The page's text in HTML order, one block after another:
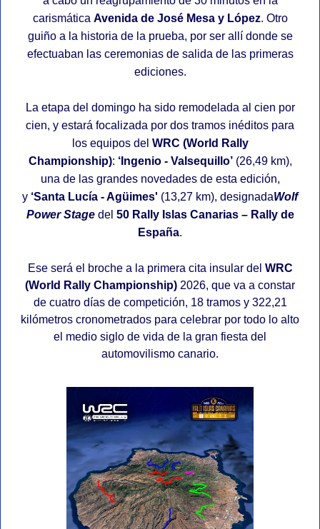
carismática Avenida de José Mesa y López. Otro
guiño a la historia de la prueba, por ser allí donde se
efectuaban las ceremonias de salida de las primeras
ediciones.
La etapa del domingo ha sido remodelada al cien por
cien, y estará focalizada por dos tramos inéditos para
los equipos del WRC (World Rally
Championship): ‘Ingenio - Valsequillo’ (26,49 km),
una de las grandes novedades de esta edición,
y ‘Santa Lucía - Agüimes' (13,27 km), designadaWolf
Power Stage del 50 Rally Islas Canarias – Rally de
España.
Ese será el broche a la primera cita insular del WRC
(World Rally Championship) 2026, que va a constar
de cuatro días de competición, 18 tramos y 322,21
kilómetros cronometrados para celebrar por todo lo alto
el medio siglo de vida de la gran fiesta del
automovilismo canario.